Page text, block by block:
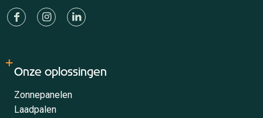
Onze oplossingen
Zonnepanelen
Laadpalen